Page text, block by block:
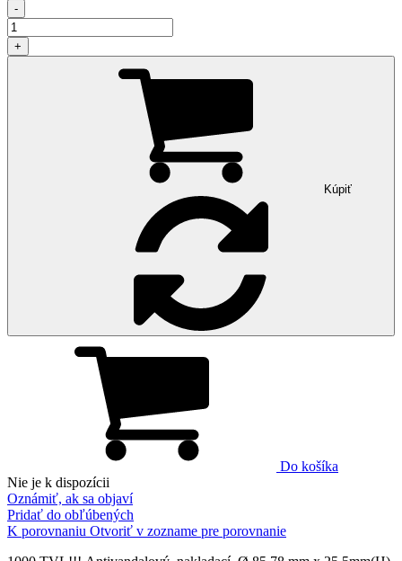
-
+
Kúpiť
Do košíka
Nie je k dispozícii
Oznámiť, ak sa objaví
Pridať do obľúbených
K porovnaniu Otvoriť v zozname pre porovnanie